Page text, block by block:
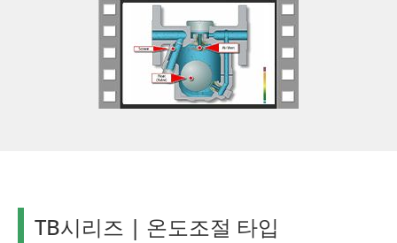
TB시리즈 | 온도조절 타입